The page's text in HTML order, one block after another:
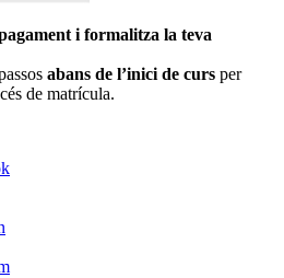
i formalitza la teva
abans de l’inici de curs per
de matrícula.